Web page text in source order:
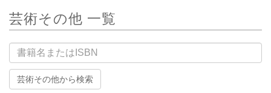
芸術その他 一覧
書籍名
芸術その他から検索